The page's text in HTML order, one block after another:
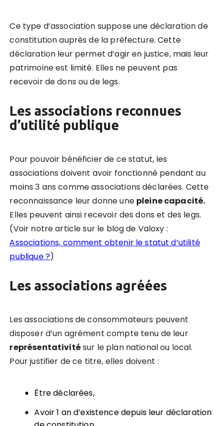
Ce type d’association suppose une déclaration de
constitution auprès de la préfecture. Cette
déclaration leur permet d’agir en justice, mais leur
patrimoine est limité. Elles ne peuvent pas
recevoir de dons ou de legs.
Les associations reconnues
d’utilité publique
Pour pouvoir bénéficier de ce statut, les
associations doivent avoir fonctionné pendant au
moins 3 ans comme associations déclarées. Cette
reconnaissance leur donne une pleine capacité.
Elles peuvent ainsi recevoir des dons et des legs.
(Voir notre article sur le blog de Valoxy :
Associations, comment obtenir le statut d’utilité
publique ?)
Les associations agréées
Les associations de consommateurs peuvent
disposer d’un agrément compte tenu de leur
représentativitésur le plan national ou local.
Pour justifier de ce titre, elles doivent :
Être déclarées,
Avoir 1 an d’existence depuis leur déclaration